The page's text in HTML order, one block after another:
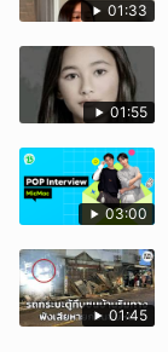
01:33
01:55
03:00
01:45